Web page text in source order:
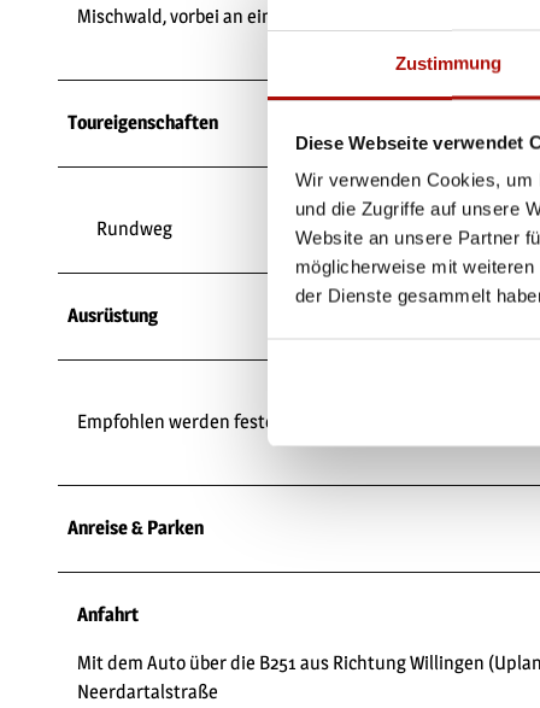
Zustimmung
Diese Webseite verwendet
Wir verwenden Cookies,
und die Zugriffe auf unsere
Website an unsere Partner
möglicherweise mit
der Dienste gesammelt
Mischwald, vorbei an einem alten Meilerplatz, bis zur
Toureigenschaften
Rundweg
Ausrüstung
Empfohlen werden festes Schuhwerk, wetterangepasste
Anreise & Parken
Anfahrt
Mit dem Auto über die B251 aus Richtung Willingen
Neerdartalstraße